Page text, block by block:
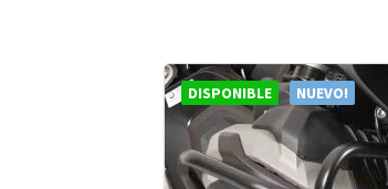
DISPONIBLE NUEVO!